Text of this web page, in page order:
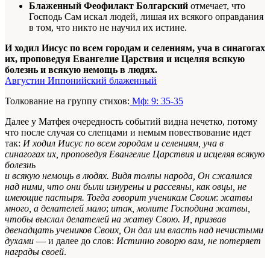
Блаженный Феофилакт Болгарский отмечает, что
Господь Сам искал людей, лишая их всякого оправдания
в том, что никто не научил их истине.
И ходил Иисус по всем городам и селениям, уча в синагогах
их, проповедуя Евангелие Царствия и исцеляя всякую
болезнь и всякую немощь в людях.
Августин Иппонийский блаженный
Толкование на группу стихов: Мф: 9: 35-35
Далее у Матфея очередность событий видна нечетко, потому
что после случая со слепцами и немым повествование идет
так: И ходил Иисус по всем городам и селениям, уча в
синагогах их, проповедуя Евангелие Царствия и исцеляя всякую
болезнь
и всякую немощь в людях. Видя толпы народа, Он сжалился
над ними, что они были изнурены и рассеяны, как овцы, не
имеющие пастыря. Тогда говорит ученикам Своим: жатвы
много, а делателей мало; итак, молите Господина жатвы,
чтобы выслал делателей на жатву Свою. И, призвав
двенадцать учеников Своих, Он дал им власть над нечистыми
духами — и далее до слов: Истинно говорю вам, не потеряет
награды своей.